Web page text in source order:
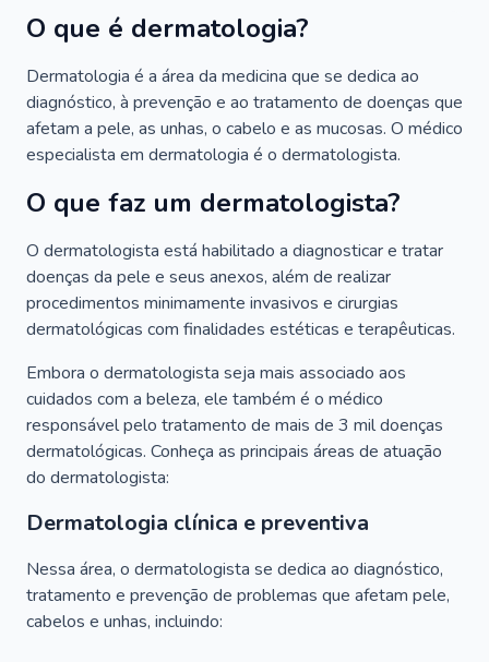
O que é dermatologia?
Dermatologia é a área da medicina que se dedica ao
diagnóstico, à prevenção e ao tratamento de doenças que
afetam a pele, as unhas, o cabelo e as mucosas. O médico
especialista em dermatologia é o dermatologista.
O que faz um dermatologista?
O dermatologista está habilitado a diagnosticar e tratar
doenças da pele e seus anexos, além de realizar
procedimentos minimamente invasivos e cirurgias
dermatológicas com finalidades estéticas e terapêuticas.
Embora o dermatologista seja mais associado aos
cuidados com a beleza, ele também é o médico
responsável pelo tratamento de mais de 3 mil doenças
dermatológicas. Conheça as principais áreas de atuação
do dermatologista:
Dermatologia clínica e preventiva
Nessa área, o dermatologista se dedica ao diagnóstico,
tratamento e prevenção de problemas que afetam pele,
cabelos e unhas, incluindo: